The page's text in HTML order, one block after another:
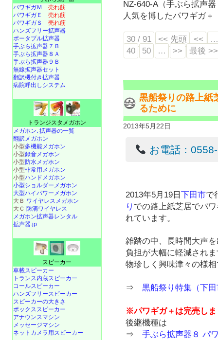
NZ-640-A（手ぶら拡声
人気を博したパワギガ＋
30 / 91 << 先頭 <<
40
50 … >> 最後 >>
黒船祭りの路上紙
るために
2013年5月22日
お電話：
2013年5月19日下田市で
り での路上紙芝居でパ
れています。
雑踏の中、長時間大声
負担が大幅に軽減され
物珍しく興味津々の様
⇒黒船祭り特集（下
※パワギガ＋は完売しま
後継機種は
⇒手ぶら拡声器８ パ
パワギガＭ 売れ筋
パワギガＥ 売れ筋
パワギガＳ 売れ筋
ハンズフリー拡声器
ポータブル拡声器
手ぶら拡声器７Ｂ
手ぶら拡声器８Ａ
手ぶら拡声器９Ｂ
無線拡声器セット
翻訳機付き拡声器
病院呼出しシステム
トランジスタメガホン
メガホン､拡声器の一覧
翻訳メガホン
小型多機能メガホン
小型録音メガホン
小型防水メガホン
小型非常用メガホン
小型ハンドメガホン
小型ショルダーメガホン
大型ハイパワーメガホン
大Ｂ ワイヤレスメガホン
大Ｃ 防滴ワイヤレス
メガホン拡声器レンタル
拡声器.jp
スピーカー
車載スピーカー
トランス内蔵スピーカー
コールスピーカー
ハンズフリースピーカー
スピーカーの大きさ
ボックススピーカー
アナウンスマシン
メッセージマシン
ネットカメラ用スピーカー